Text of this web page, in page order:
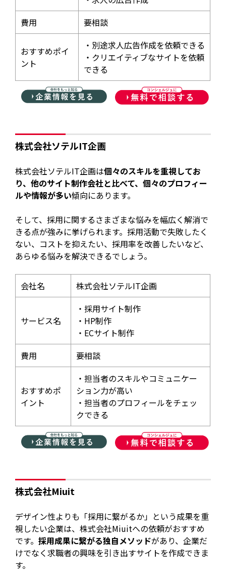
費用
要相談
おすすめポイ
ント
・別途求人広告作成を依頼できる
・クリエイティブなサイトを依頼
できる
株式会社ソテルIT企画
株式会社ソテルIT企画は個々のスキルを重視してお
り、他のサイト制作会社と比べて、個々のプロフィー
ルや情報が多い傾向にあります。
そして、採用に関するさまざまな悩みを幅広く解消で
きる点が強みに挙げられます。採用活動で失敗したく
ない、コストを抑えたい、採用率を改善したいなど、
あらゆる悩みを解決できるでしょう。
会社名 株式会社ソテルIT企画
サービス名
・採用サイト制作
・HP制作
・ECサイト制作
費用
要相談
おすすめポ
イント
・担当者のスキルやコミュニケー
ション力が高い
・担当者のプロフィールをチェッ
クできる
株式会社Miuit
デザイン性よりも「採用に繋がるか」という成果を重
視したい企業は、株式会社Miuitへの依頼がおすすめ
です。採用成果に繋がる独自メソッドがあり、企業だ
けでなく求職者の興味を引き出すサイトを作成できま
す。